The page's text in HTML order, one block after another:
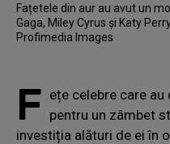
Fațetele din aur au avut un
Gaga, Miley Cyrus și Katy
Profimedia Images
F ețe celebre care au
pentru un zâmbet
investiția alături de ei în